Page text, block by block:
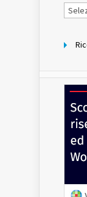
per